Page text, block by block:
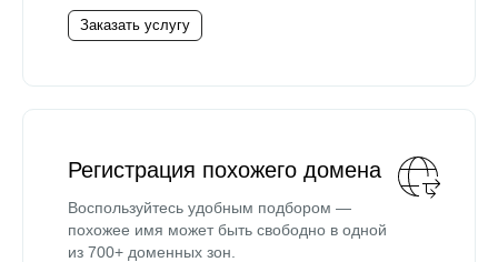
Заказать услугу
Регистрация похожего домена
Воспользуйтесь удобным подбором —
похожее имя может быть свободно в одной
из 700+ доменных зон.